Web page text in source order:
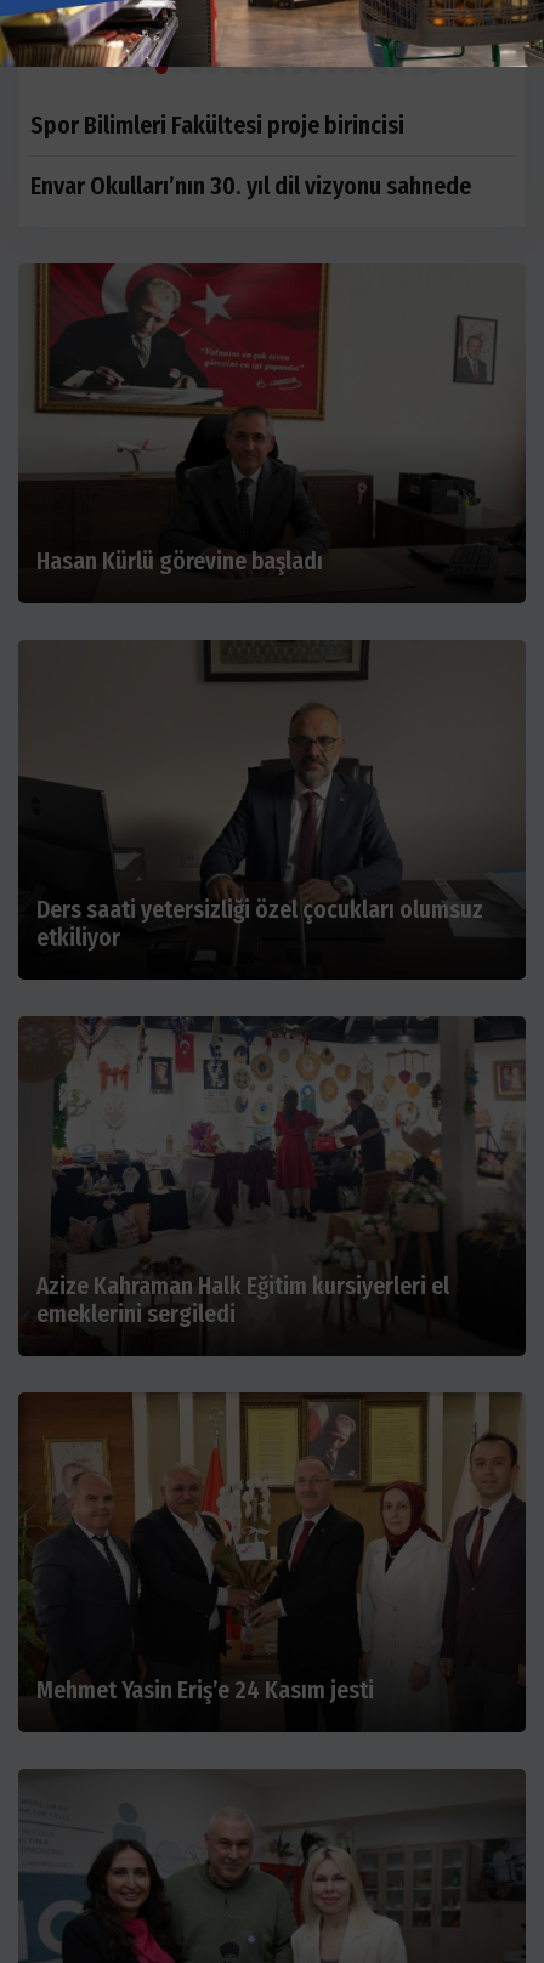
destek
Spor Bilimleri Fakültesi proje birincisi
Envar Okulları’nın 30. yıl dil vizyonu sahnede
Hasan Kürlü görevine başladı
Ders saati yetersizliği özel çocukları olumsuz
etkiliyor
Azize Kahraman Halk Eğitim kursiyerleri el
emeklerini sergiledi
Mehmet Yasin Eriş’e 24 Kasım jesti